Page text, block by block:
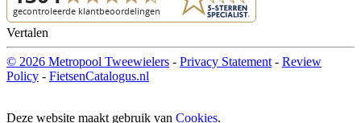
Vertalen
© 2026 Metropool Tweewielers - Privacy Statement - Review
Policy - FietsenCatalogus.nl
Deze website maakt gebruik van Cookies.